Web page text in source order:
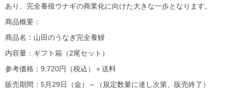
あり、完全養殖ウナギの商業化に向けた大きな一歩となります。
商品概要：
商品名：山田のうなぎ完全養鰻
内容量：ギフト箱（2尾セット）
参考価格：9,720円（税込）＋送料
販売期間：5月29日（金）～（規定数量に達し次第、販売終了）